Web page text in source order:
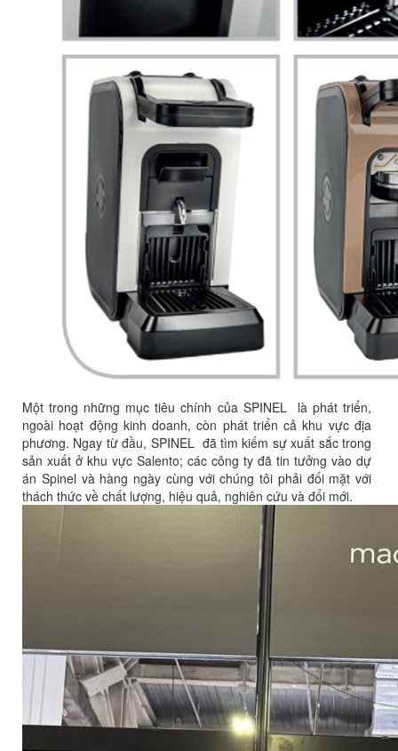
Một trong những mục tiêu chính của SPINEL là phát triển,
ngoài hoạt động kinh doanh, còn phát triển cả khu vực địa
phương. Ngay từ đầu, SPINEL đã tìm kiếm sự xuất sắc trong
sản xuất ở khu vực Salento; các công ty đã tin tưởng vào dự
án Spinel và hàng ngày cùng với chúng tôi phải đối mặt với
thách thức về chất lượng, hiệu quả, nghiên cứu và đổi mới.